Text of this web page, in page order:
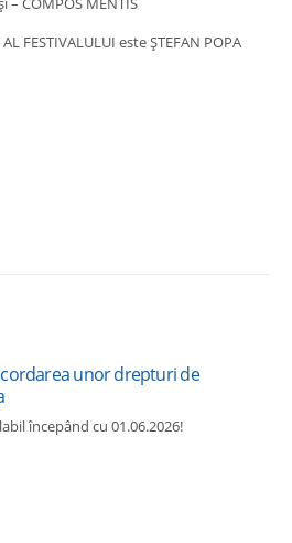
FESTIVALULUI este ŞTEFAN POPA
unor drepturi de
începând cu 01.06.2026!